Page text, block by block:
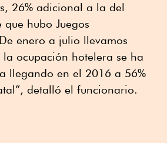
26% adicional a la del
hubo Juegos
enero a julio llevamos
ocupación hotelera se ha
llegando en el 2016 a 56%
detalló el funcionario.